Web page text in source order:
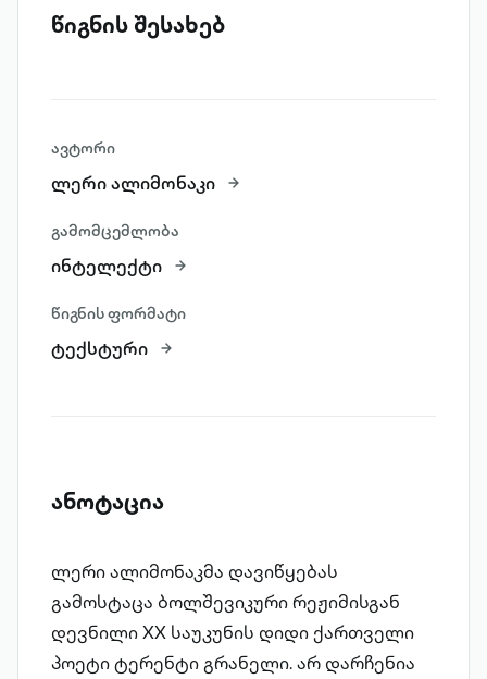
წიგნის შესახებ
ავტორი
ლერი ალიმონაკი
გამომცემლობა
ინტელექტი
წიგნის ფორმატი
ტექსტური
ანოტაცია
ლერი ალიმონაკმა დავიწყებას
გამოსტაცა ბოლშევიკური რეჟიმისგან
დევნილი XX საუკუნის დიდი ქართველი
პოეტი ტერენტი გრანელი. არ დარჩენია